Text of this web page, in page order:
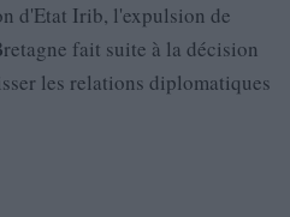
d'Etat Irib, l'expulsion de
fait suite à la décision
les relations diplomatiques